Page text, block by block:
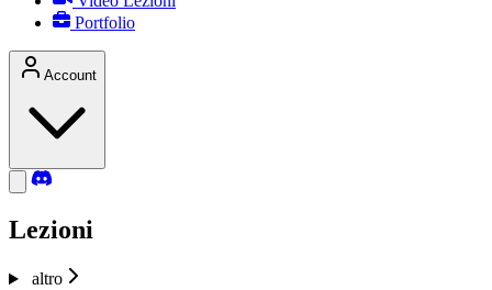
Portfolio
Account
Lezioni
altro